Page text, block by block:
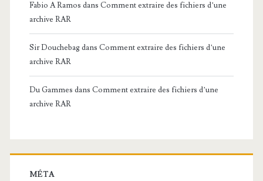
Fabio A Ramos dans Comment extraire des fichiers d’une
archive RAR
Sir Douchebagdans Comment extraire des fichiers d’une
archive RAR
Du Gammes dans Comment extraire des fichiers d’une
archive RAR
MÉTA